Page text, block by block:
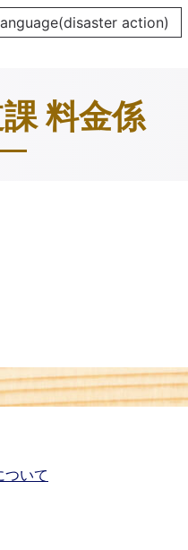
action)
料金係
ついて